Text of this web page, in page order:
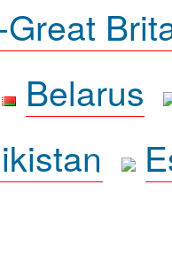
Great
Belarus